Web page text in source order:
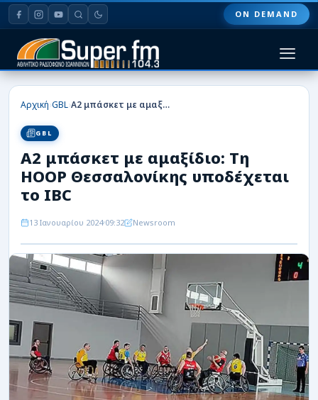
ON DEMAND
HOME
ΠΟΔΟΣΦΑΙΡΟ
ΜΠΑΣΚΕΤ
ΣΠΟΡ
ΕΙΔΗΣΕΙΣ
ΑΡΘΡΟΓΡΑΦΙΕΣ
ΡΟΗ
Αρχική›GBL› Α2 μπάσκετ με αμαξίδιο: Τη ΗΟΟΡ Θεσσαλονίκης υποδέχεται το IBC
GBL
Α2 μπάσκετ με αμαξίδιο: Τη
ΗΟΟΡ Θεσσαλονίκης υποδέχεται
το IBC
13 Ιανουαρίου 2024 09:32 Newsroom